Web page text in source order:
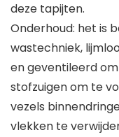
deze tapijten.
Onderhoud: het is
wastechniek,
en geventileerd
stofzuigen om te
vezels
vlekken te